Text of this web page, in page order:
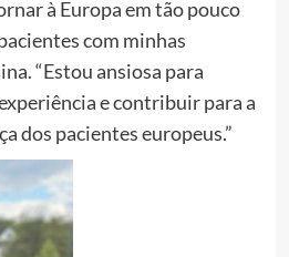
à Europa em tão pouco
com minhas
“Estou ansiosa para
e contribuir para a
dos pacientes europeus.”